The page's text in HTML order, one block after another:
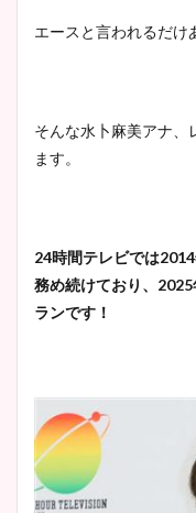
エースと言われるだけ
そんな水卜麻美アナ、
ます。
24時間テレビでは
務め続けており、
ランです！